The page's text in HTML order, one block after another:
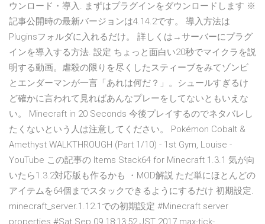
ウンロード・導入. まずはプラグインをダウンロードします ※
記事公開時の最新バージョンは4.14.2です。 導入方法は
Pluginsフォルダに入れるだけ。 詳しくは→サーバーにプラグ
インを導入する方法. 設定 ちょっと面白い20秒でマイクラを説
明する動画。虐殺の限りを尽くしたスティーブをみてゾンビ
とエンダーマンが一言「あれは何だ？」。シュールすぎるけ
ど確かに言われて見ればあんなプレーをしてないともいえな
い。 Minecraft in 20 Seconds 今後プレイするのでネタバレし
たくないという人は注意してください。 Pokémon Cobalt &
Amethyst WALKTHROUGH (Part 1/10) - 1st Gym, Louise -
YouTube この記事の Items Stack64 for Minecraft 1.3.1 気が向
いたら1.3.2対応版も作るかも ・MOD解説 ただ単にほとんどの
アイテムを64個までスタックできるようにするだけ 初期設定.
minecraft_server.1.12.1での初期設定 #Minecraft server